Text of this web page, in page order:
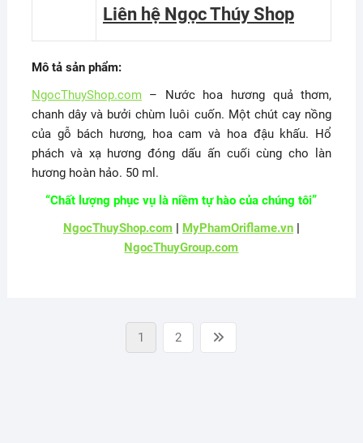
Liên hệ Ngọc Thúy Shop
Mô tả sản phẩm:
NgocThuyShop.com– Nước hoa hương quả thơm,
chanh dây và bưởi chùm luôi cuốn. Một chút cay nồng
của gỗ bách hương, hoa cam và hoa đậu khấu. Hổ
phách và xạ hương đóng dấu ấn cuối cùng cho làn
hương hoàn hảo. 50 ml.
“Chất lượng phục vụ là niềm tự hào của chúng tôi”
NgocThuyShop.com| MyPhamOriflame.vn|
NgocThuyGroup.com
Page
1 Page
2
page